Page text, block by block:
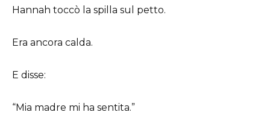
Hannah toccò la spilla sul petto.
Era ancora calda.
E disse:
“Mia madre mi ha sentita.”